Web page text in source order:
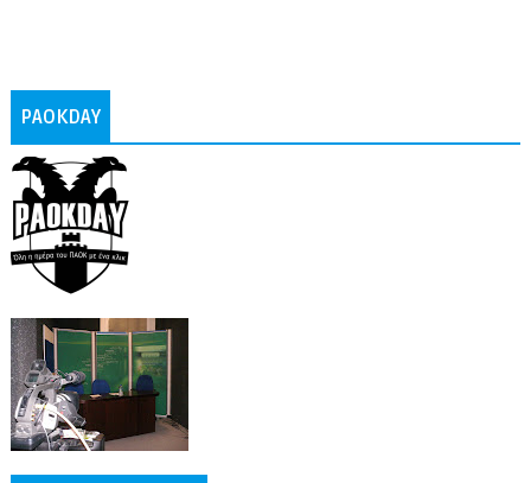
PAOKDAY